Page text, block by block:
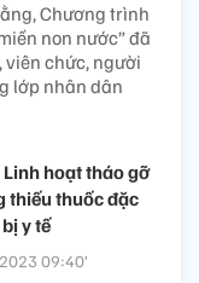
Chương trình
non nước” đã
viên chức, người
lớp nhân dân
Linh hoạt tháo gỡ
thiếu thuốc đặc
y tế
09:40’